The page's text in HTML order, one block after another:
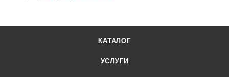
КАТАЛОГ
УСЛУГИ